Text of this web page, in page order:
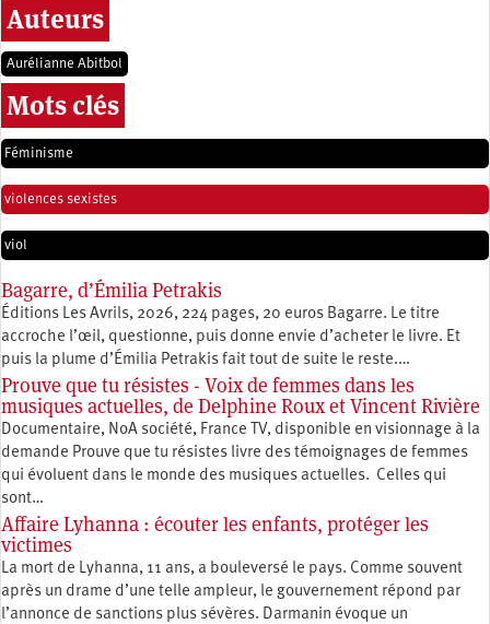
Auteurs
Aurélianne Abitbol
Mots clés
Féminisme
violences sexistes
viol
Bagarre, d’Émilia Petrakis
Éditions Les Avrils, 2026, 224 pages, 20 euros Bagarre. Le titre
accroche l’œil, questionne, puis donne envie d’acheter le livre. Et
puis la plume d’Émilia Petrakis fait tout de suite le reste.…
Prouve que tu résistes - Voix de femmes dans les
musiques actuelles, de Delphine Roux et Vincent Rivière
Documentaire, NoA société, France TV, disponible en visionnage à la
demande Prouve que tu résistes livre des témoignages de femmes
qui évoluent dans le monde des musiques actuelles. Celles qui
sont…
Affaire Lyhanna : écouter les enfants, protéger les
victimes
La mort de Lyhanna, 11 ans, a bouleversé le pays. Comme souvent
après un drame d’une telle ampleur, le gouvernement répond par
l’annonce de sanctions plus sévères. Darmanin évoque un